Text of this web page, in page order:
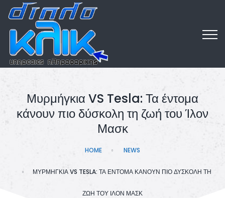
Μυρμήγκια VS Tesla: Τα έντομα
κάνουν πιο δύσκολη τη ζωή του Ίλον
Μασκ
HOME NEWS
ΜΥΡΜΉΓΚΙΑ VS TESLA: ΤΑ ΈΝΤΟΜΑ ΚΆΝΟΥΝ ΠΙΟ ΔΎΣΚΟΛΗ ΤΗ
ΖΩΉ ΤΟΥ ΊΛΟΝ ΜΑΣΚ